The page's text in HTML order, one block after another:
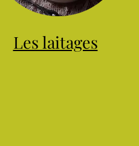
Les laitages